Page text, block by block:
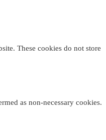
These cookies do not store
as non-necessary cookies.